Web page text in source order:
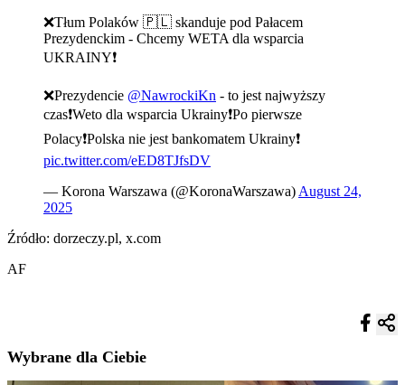
❌Tłum Polaków 🇵🇱 skanduje pod Pałacem
Prezydenckim - Chcemy WETA dla wsparcia
UKRAINY❗️
❌Prezydencie @NawrockiKn - to jest najwyższy
czas❗️Weto dla wsparcia Ukrainy❗️Po pierwsze
Polacy❗️Polska nie jest bankomatem Ukrainy❗️
pic.twitter.com/eED8TJfsDV
— Korona Warszawa (@KoronaWarszawa) August 24,
2025
Źródło: dorzeczy.pl, x.com
AF
Wybrane dla Ciebie